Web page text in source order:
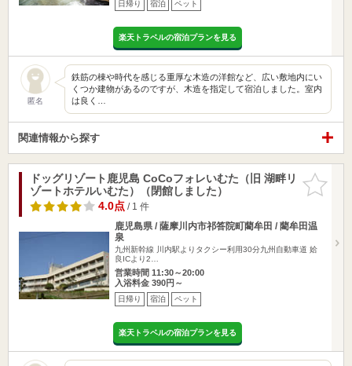
日帰り 宿泊 ペット
楽天トラベルの宿泊プランを見る
匿名
鉄筋の棟や時代を感じる重厚な木造の洋館など、広い敷地内にい
くつか建物があるのですが、木造を指定して宿泊しました。室内
は良く…
関連情報から探す
お気に入
りに追加
ドッグリゾート鹿児島 CoCoフォレいむた（旧 湖畔リ
ゾートホテルいむた）（閉館しました）
4.0点/ 1 件
鹿児島県 / 薩摩川内市祁答院町藺牟田 / 藺牟田温
泉
九州新幹線 川内駅よりタクシー利用30分九州自動車道 姶
良ICより2…
営業時間 11:30～20:00
入浴料金 390円～
日帰り 宿泊 ペット
楽天トラベルの宿泊プランを見る